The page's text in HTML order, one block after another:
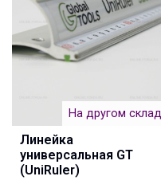
На другом
Линейка
универсальная GT
(UniRuler)